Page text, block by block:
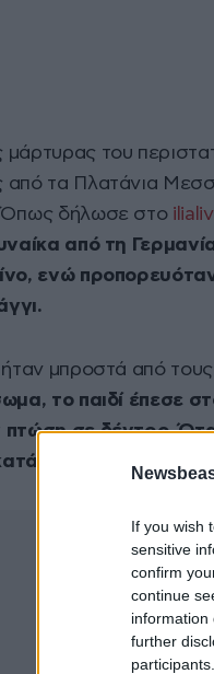
If you wish
sensitive
confirm
continue
information
further
μάρτυρας του
από τα Πλατάνια
Όπως δήλωσε στο
από τη
ενώ
ήταν μπροστά από
το παιδί έπεσε
πτώση σε δέντρο.
, το είχε